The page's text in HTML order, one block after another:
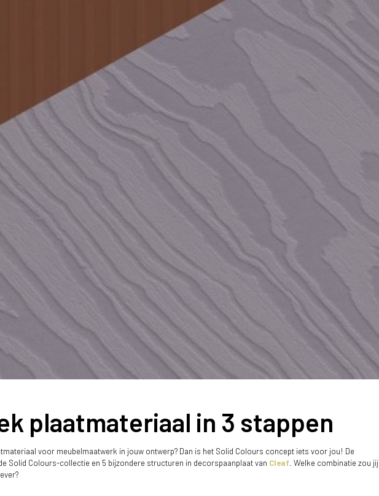
plaatmateriaal in 3 stappen
voor meubelmaatwerk in jouw ontwerp? Dan is het Solid Colours concept iets voor jou! De
Solid Colours-collectie en 5 bijzondere structuren in decorspaanplaat van Cleaf . Welke combinatie zou jij